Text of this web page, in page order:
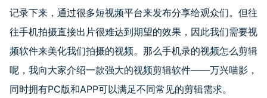
记录下来，通过很多短视频平台来发布分享给观众们。但往
往手机拍摄直接出片很难达到期望的效果，因此我们需要视
频软件来美化我们拍摄的视频。那么手机录的视频怎么剪辑
呢，我向大家介绍一款强大的视频剪辑软件——万兴喵影，
同时拥有PC版和APP可以满足不同常见的剪辑需求。